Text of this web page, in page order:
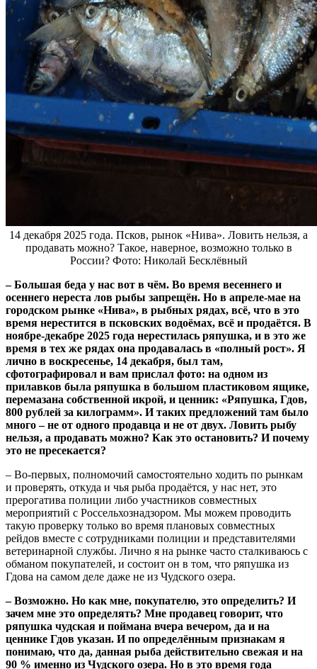
14 декабря 2025 года. Псков, рынок «Нива». Ловить нельзя, а
продавать можно? Такое, наверное, возможно только в
России? Фото: Николай Бесклёвный
– Большая беда у нас вот в чём. Во время весеннего и
осеннего нереста лов рыбы запрещён. Но в апреле-мае на
городском рынке «Нива», в рыбных рядах, всё, что в это
время нерестится в псковских водоёмах, всё и продаётся. В
ноябре-декабре 2025 года нерестилась ряпушка, и в это же
время в тех же рядах она продавалась в «полный рост». Я
лично в воскресенье, 14 декабря, был там,
сфотографировал и вам прислал фото: на одном из
прилавков была ряпушка в большом пластиковом ящике,
перемазана собственной икрой, и ценник: «Ряпушка, Гдов,
800 рублей за килограмм». И таких предложений там было
много – не от одного продавца и не от двух. Ловить рыбу
нельзя, а продавать можно? Как это остановить? И почему
это не пресекается?
– Во-первых, полномочий самостоятельно ходить по рынкам
и проверять, откуда и чья рыба продаётся, у нас нет, это
прерогатива полиции либо участников совместных
мероприятий с Россельхознадзором. Мы можем проводить
такую проверку только во время плановых совместных
рейдов вместе с сотрудниками полиции и представителями
ветеринарной службы. Лично я на рынке часто сталкиваюсь с
обманом покупателей, и состоит он в том, что ряпушка из
Гдова на самом деле даже не из Чудского озера.
– Возможно. Но как мне, покупателю, это определить? И
зачем мне это определять? Мне продавец говорит, что
ряпушка чудская и поймана вчера вечером, да и на
ценнике Гдов указан. И по определённым признакам я
понимаю, что да, данная рыба действительно свежая и на
90 % именно из Чудского озера. Но в это время года